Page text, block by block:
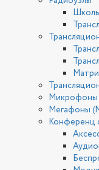
Микрофоны
Мегафоны
Конференц